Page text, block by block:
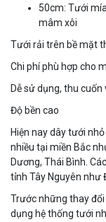
50cm: Tưới
mâm xôi
Tưới rải trên bề mặt
Chi phí phù hợp cho
Dễ sử dụng, thu
Độ bền cao
Hiện nay dây tưới
nhiều tại miền Bắc
Dương, Thái Bình.
tỉnh Tây Nguyên như
Trước những thay
dụng hệ thống tưới